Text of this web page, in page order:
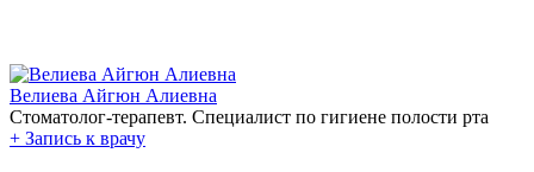
Велиева Айгюн Алиевна
Стоматолог-терапевт. Специалист по гигиене полости рта
+ Запись к врачу